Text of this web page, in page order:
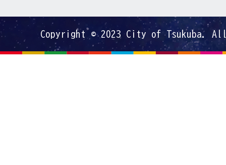
Copyright © 2023 City of Tsukuba.